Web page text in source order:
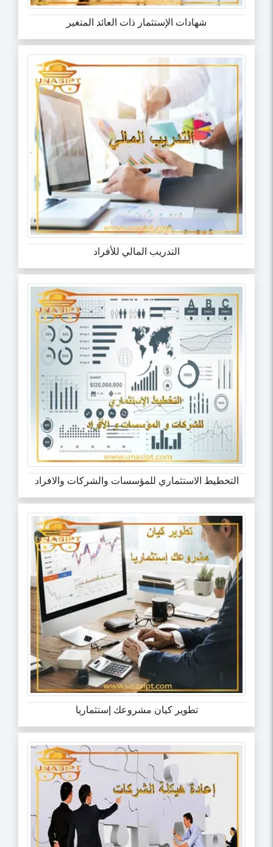
شهادات الإستثمار ذات العائد المتغير
التدريب المالي للأفراد
التخطيط الاستثماري للمؤسسات والشركات والافراد
تطوير كيان مشروعك إستثماريا